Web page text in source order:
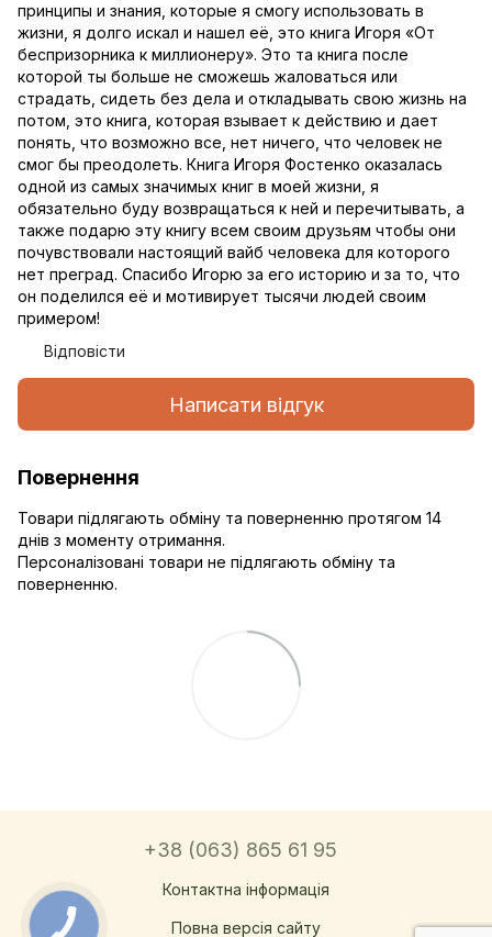
принципы и знания, которые я смогу использовать в
жизни, я долго искал и нашел её, это книга Игоря «От
беспризорника к миллионеру». Это та книга после
которой ты больше не сможешь жаловаться или
страдать, сидеть без дела и откладывать свою жизнь на
потом, это книга, которая взывает к действию и дает
понять, что возможно все, нет ничего, что человек не
смог бы преодолеть. Книга Игоря Фостенко оказалась
одной из самых значимых книг в моей жизни, я
обязательно буду возвращаться к ней и перечитывать, а
также подарю эту книгу всем своим друзьям чтобы они
почувствовали настоящий вайб человека для которого
нет преград. Спасибо Игорю за его историю и за то, что
он поделился её и мотивирует тысячи людей своим
примером!
Відповісти
Написати відгук
Повернення
Товари підлягають обміну та поверненню протягом 14
днів з моменту отримання.
Персоналізовані товари не підлягають обміну та
поверненню.
+38 (063) 865 61 95
Контактна інформація
Повна версія сайту